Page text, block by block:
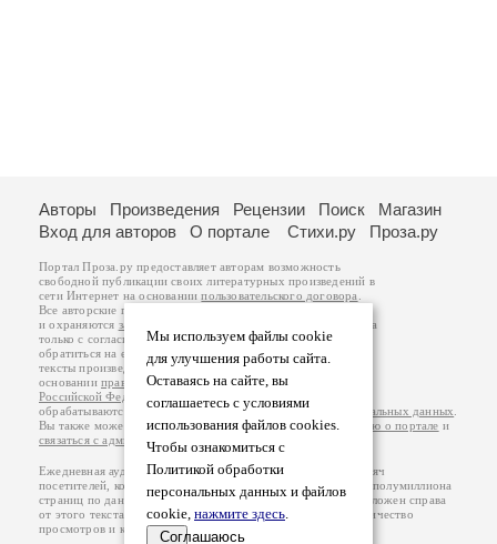
Мы используем файлы cookie
для улучшения работы сайта.
Оставаясь на сайте, вы
соглашаетесь с условиями
использования файлов cookies.
Чтобы ознакомиться с
Политикой обработки
персональных данных и файлов
cookie, нажмите здесь.
Соглашаюсь
Авторы Произведения Рецензии Поиск
Магазин
Вход для авторов
О портале Стихи.ру Проза.ру
Портал Проза.ру предоставляет авторам возможность
свободной публикации своих литературных произведений в
сети Интернет на основаниипользовательского договора
Все авторские права на произведения принадлежат авторам
и охраняются законом
. Перепечатка произведений возможна
только с согласия его автора, к которому вы можете
обратиться на его авторской странице. Ответственность за
тексты произведений авторы несут самостоятельно на
основанииправил публикацииизаконодательства
Российской Федерации
обрабатываются на основанииПолитики обработки персональных данных
Вы также можете посмотреть более подробнуюинформацию о портале и
связаться с администрацией
Ежедневная аудитория портала Проза.ру – порядка 100 тысяч
посетителей, которые в общей сумме просматривают более полумиллиона
страниц по данным счетчика посещаемости, который расположен справа
от этого текста. В каждой графе указано по две цифры: количество
просмотров и количество посетителей.